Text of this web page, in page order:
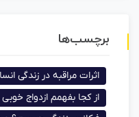
برچسب‌ها
اثرات مراقبه در زندگی
از کجا بفهمم ازدواج